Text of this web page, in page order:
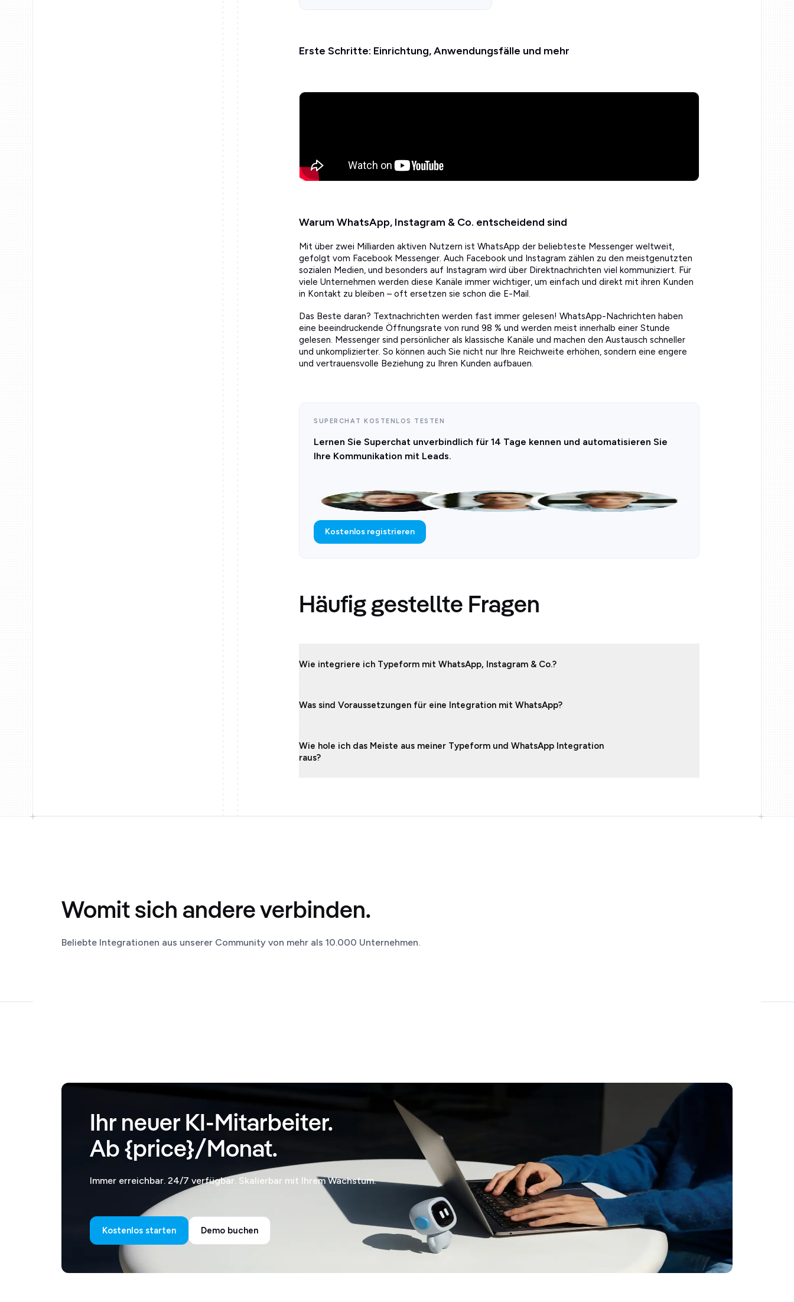
Erste Schritte: Einrichtung, Anwendungsfälle und mehr
Warum WhatsApp, Instagram & Co. entscheidend sind
Mit über zwei Milliarden aktiven Nutzern ist WhatsApp der beliebteste Messenger weltweit,
gefolgt vom Facebook Messenger. Auch Facebook und Instagram zählen zu den meistgenutzten
sozialen Medien, und besonders auf Instagram wird über Direktnachrichten viel kommuniziert. Für
viele Unternehmen werden diese Kanäle immer wichtiger, um einfach und direkt mit ihren Kunden
in Kontakt zu bleiben – oft ersetzen sie schon die E-Mail.
Das Beste daran? Textnachrichten werden fast immer gelesen! WhatsApp-Nachrichten haben
eine beeindruckende Öffnungsrate von rund 98 % und werden meist innerhalb einer Stunde
gelesen. Messenger sind persönlicher als klassische Kanäle und machen den Austausch schneller
und unkomplizierter. So können auch Sie nicht nur Ihre Reichweite erhöhen, sondern eine engere
und vertrauensvolle Beziehung zu Ihren Kunden aufbauen.
SUPERCHAT KOSTENLOS TESTEN
Lernen Sie Superchat unverbindlich für 14 Tage kennen und automatisieren Sie
Ihre Kommunikation mit Leads.
Kostenlos registrieren
Häufig gestellte Fragen
Wie integriere ich Typeform mit WhatsApp, Instagram & Co.?
Was sind Voraussetzungen für eine Integration mit WhatsApp?
Wie hole ich das Meiste aus meiner Typeform und WhatsApp Integration
raus?
Womit sich andere verbinden.
Beliebte Integrationen aus unserer Community von mehr als 10.000 Unternehmen.
Ihr neuer KI-Mitarbeiter.
Ab {price}/Monat.
Immer erreichbar. 24/7 verfügbar. Skalierbar mit Ihrem Wachstum.
Kostenlos starten Demo buchen